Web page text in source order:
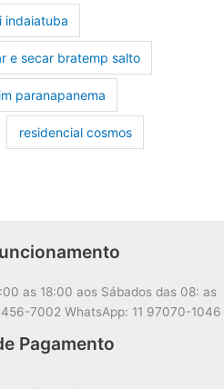
indaiatuba
e secar bratemp salto
paranapanema
residencial cosmos
as 18:00 aos Sábados das 08: as
7002 WhatsApp: 11 97070-1046
Pagamento